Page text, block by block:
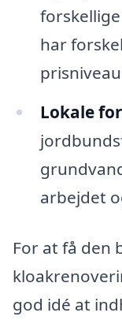
har
Lokale
arbejdet
For at få den
god idé at